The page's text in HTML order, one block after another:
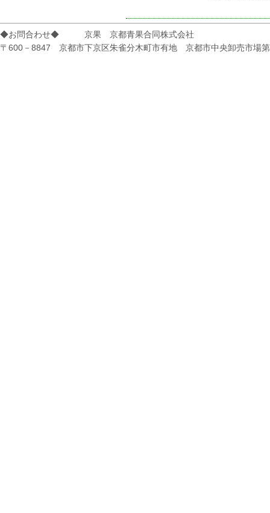
◆お問合わせ◆ 京果 京都青果合同株式会社
〒600－8847 京都市下京区朱雀分木町市有地 京都市中央卸売市